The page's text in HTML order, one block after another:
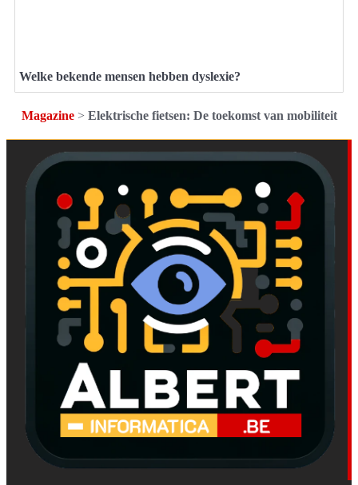
Welke bekende mensen hebben dyslexie?
Magazine> Elektrische fietsen: De toekomst van mobiliteit